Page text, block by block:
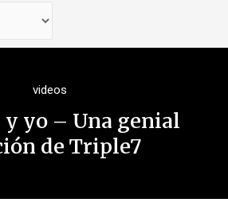
videos
yo – Una genial
de Triple7